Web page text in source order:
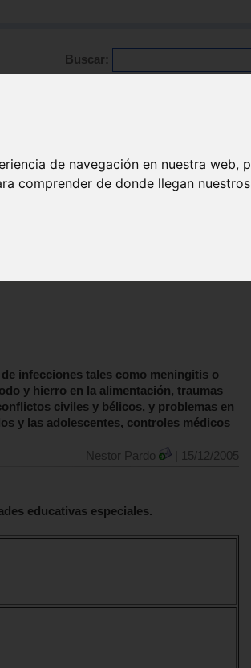
de navegación en nuestra web,
comprender de donde llegan
Buscar:
infecciones tales como meningitis o
y hierro en la alimentación, traumas
civiles y bélicos, y problemas en
y las adolescentes, controles médicos
Nestor Pardo
| 15/12/2005
educativas especiales.